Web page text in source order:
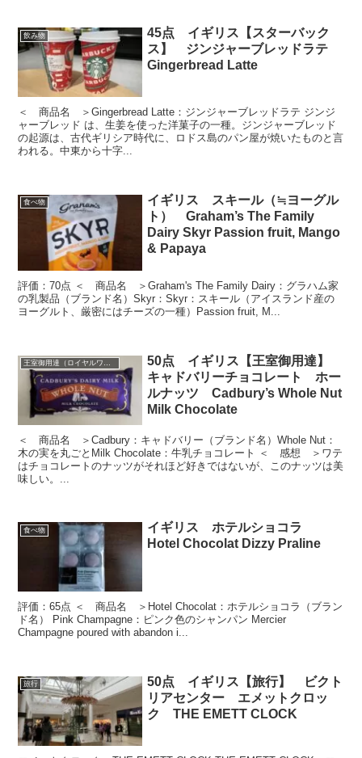
飲み物
45点 イギリス【スターバック
ス】 ジンジャーブレッドラテ
Gingerbread Latte
＜ 商品名 ＞Gingerbread Latte：ジンジャーブレッドラテ ジンジ
ャーブレッド は、生姜を使った洋菓子の一種。ジンジャーブレッド
の起源は、古代ギリシア時代に、ロドス島のパン屋が焼いたものと言
われる。中東から十字...
食べ物
イギリス スキール（≒ヨーグル
ト） Graham’s The Family
Dairy Skyr Passion fruit, Mango
& Papaya
評価：70点 ＜ 商品名 ＞Graham's The Family Dairy：グラハム家
の乳製品（ブランド名）Skyr：Skyr：スキール（アイスランド産の
ヨーグルト、厳密にはチーズの一種）Passion fruit, M...
王室御用達（ロイヤルワラント）
50点 イギリス【王室御用達】
キャドバリーチョコレート ホー
ルナッツ Cadbury’s Whole Nut
Milk Chocolate
＜ 商品名 ＞Cadbury：キャドバリー（ブランド名）Whole Nut：
木の実を丸ごとMilk Chocolate：牛乳チョコレート ＜ 感想 ＞ワテ
はチョコレートのナッツがそれほど好きではないが、このナッツは美
味しい。...
食べ物
イギリス ホテルショコラ
Hotel Chocolat Dizzy Praline
評価：65点 ＜ 商品名 ＞Hotel Chocolat：ホテルショコラ（ブラン
ド名） Pink Champagne：ピンク色のシャンパン Mercier
Champagne poured with abandon i...
旅行
50点 イギリス【旅行】 ビクト
リアセンター エメットクロッ
ク THE EMETT CLOCK